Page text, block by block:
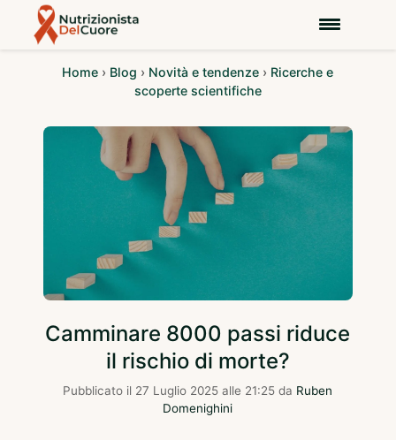
Home › Blog › Novità e tendenze › Ricerche e
scoperte scientifiche
Camminare 8000 passi riduce
il rischio di morte?
Pubblicato il 27 Luglio 2025 alle 21:25da Ruben
Domenighini